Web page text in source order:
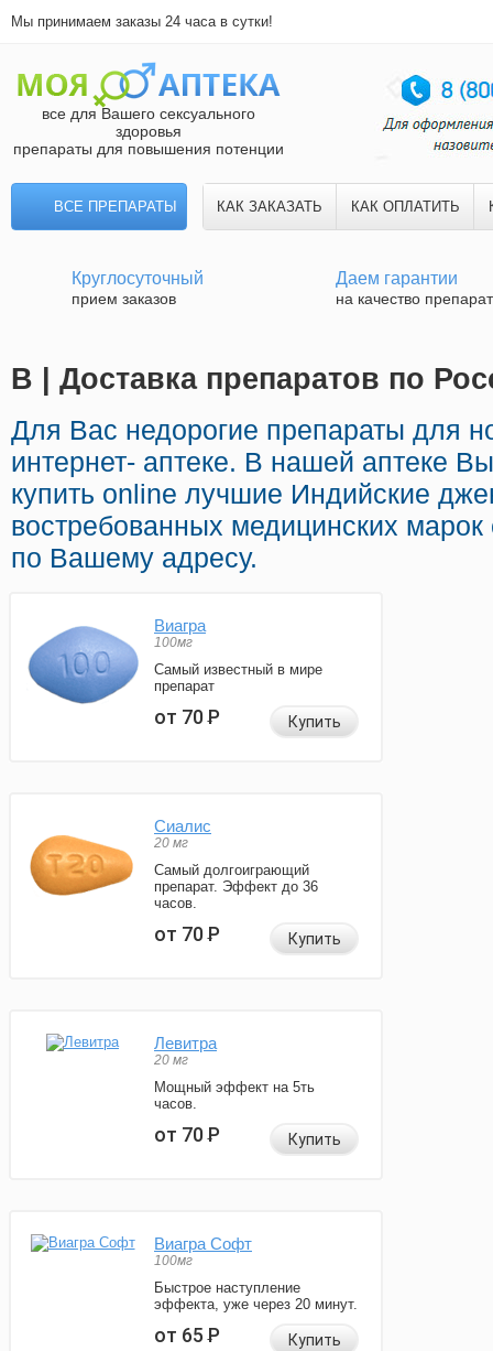
Мы принимаем заказы 24 часа в сутки!
все для Вашего сексуального
здоровья
препараты для повышения потенции
ВСЕ ПРЕПАРАТЫ КАК ЗАКАЗАТЬ КАК ОПЛАТИТЬ
Круглосуточный
прием заказов
Даем гарантии
на качество
B | Доставка препаратов по
Для Вас недорогие препараты для
интернет- аптеке. В нашей аптеке
купить online лучшие Индийские
востребованных медицинских марок
по Вашему адресу.
Виагра
100мг
Самый известный в мире
препарат
от 70Р Купить
Сиалис
20 мг
Самый долгоиграющий
препарат. Эффект до 36
часов.
от 70Р Купить
Левитра
20 мг
Мощный эффект на 5ть
часов.
от 70Р Купить
Виагра Софт
100мг
Быстрое наступление
эффекта, уже через 20 минут.
от 65Р Купить